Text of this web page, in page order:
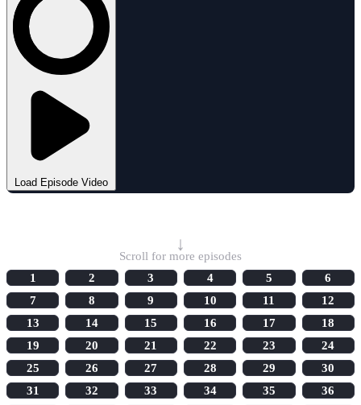
Load Episode Video
↓
Scroll for more episodes
1
2 3 4 5
6
7
8 9 10 11
12
13
14 15 16 17
18
19
20 21 22 23
24
25
26 27 28 29
30
31
32 33 34 35
36